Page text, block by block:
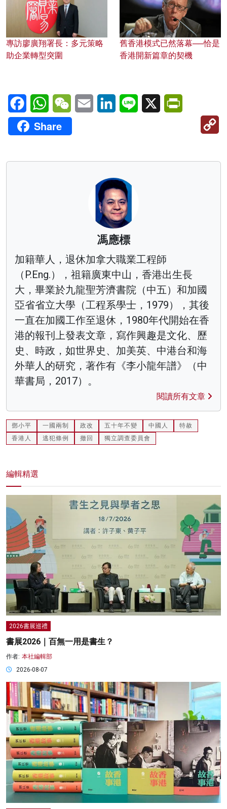
專訪廖廣翔署長：多元策略
助企業轉型突圍
舊香港模式已然落幕──恰是
香港開新篇章的契機
FacebookWhatsAppWeChatEmail LinkedInLine X
Share
馮應標
加籍華人，退休加拿大職業工程師
（P.Eng.），祖籍廣東中山，香港出生長
大，畢業於九龍聖芳濟書院（中五）和加國
亞省省立大學（工程系學士，1979），其後
一直在加國工作至退休，1980年代開始在香
港的報刊上發表文章，寫作興趣是文化、歷
史、時政，如世界史、加美英、中港台和海
外華人的研究，著作有《李小龍年譜》（中
華書局，2017）。
閱讀所有文章
鄧小平 一國兩制 政改 五十年不變 中國人
特赦
香港人
逃犯條例 撤回 獨立調查委員會
編輯精選
2026書展巡禮
書展2026｜百無一用是書生？
作者: 本社編輯部
2026-08-07